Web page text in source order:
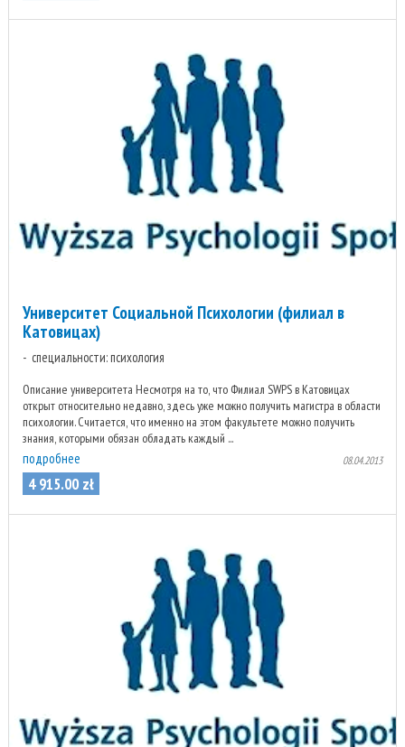
Университет Социальной Психологии (филиал в
Катовицах)
специальности: психология
Описание университета Несмотря на то, что Филиал SWPS в Катовицах
открыт относительно недавно, здесь уже можно получить магистра в области
психологии. Считается, что именно на этом факультете можно получить
знания, которыми обязан обладать каждый ...
подробнее 08.04.2013
4 915.00 zł